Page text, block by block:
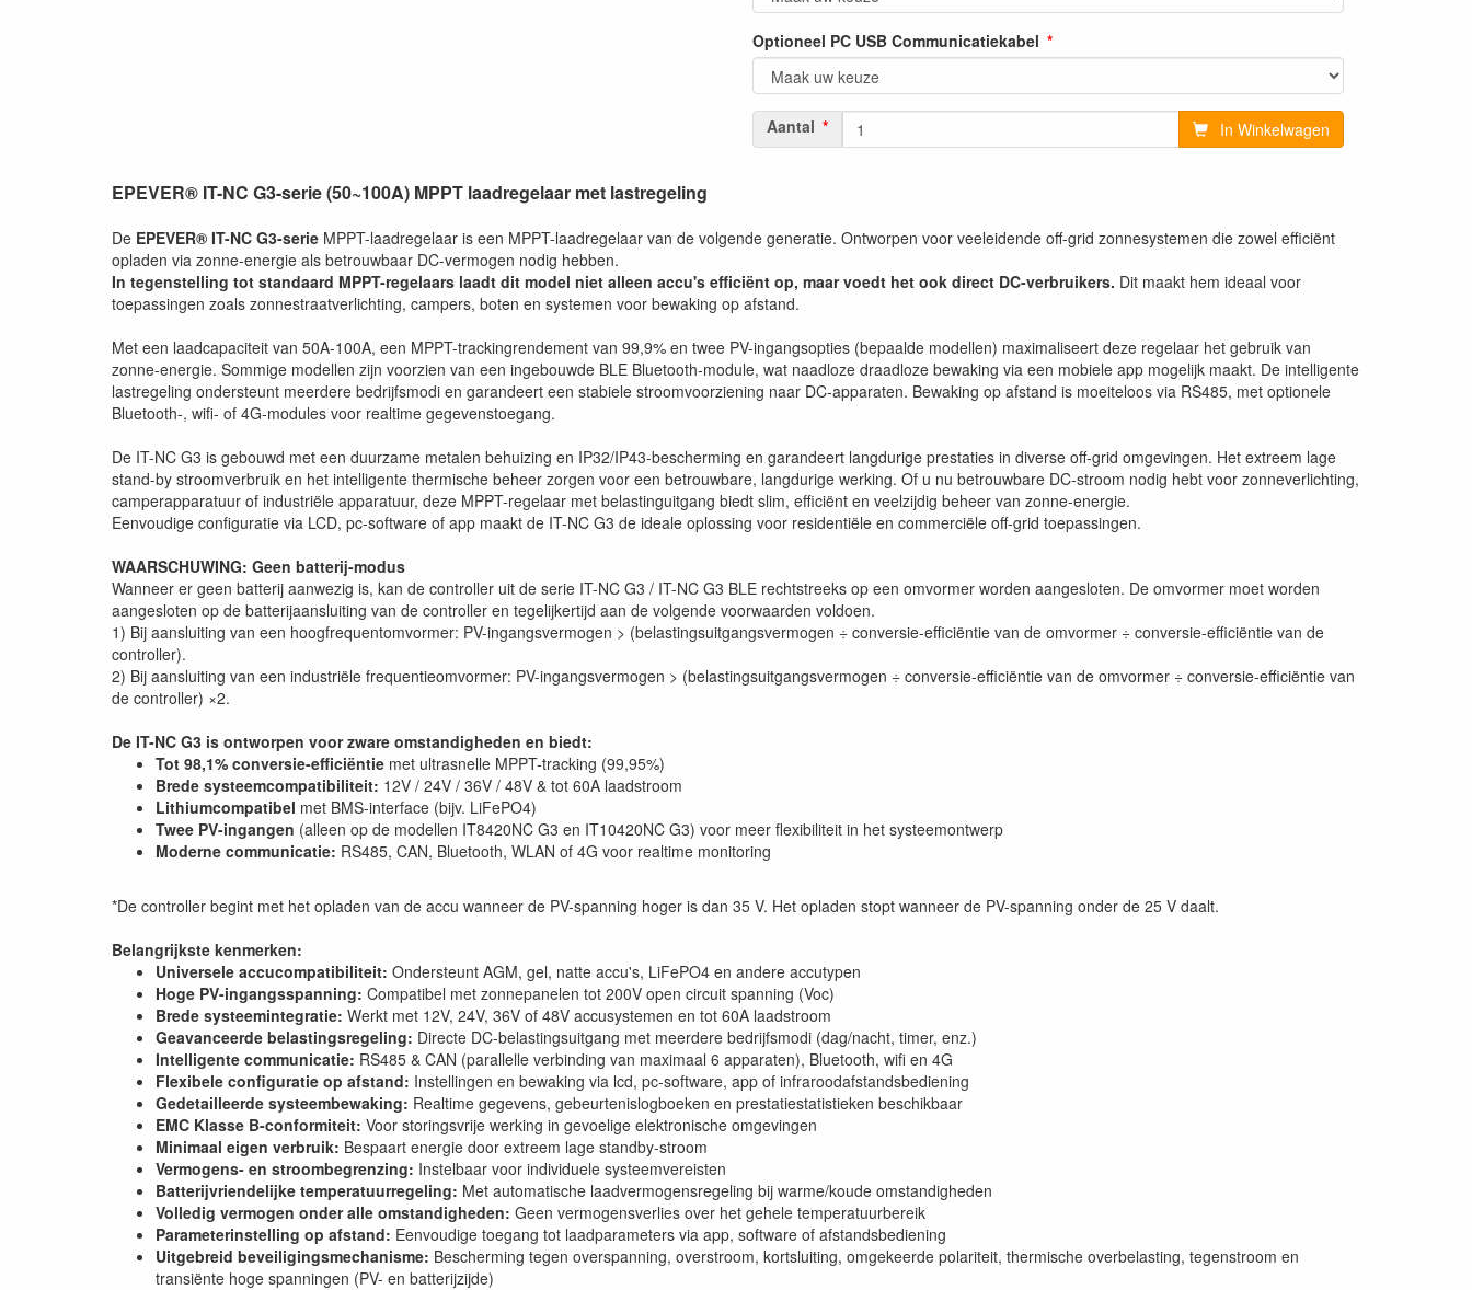
Optioneel PC USB Communicatiekabel
Aantal In Winkelwagen
EPEVER® IT-NC G3-serie (50~100A) MPPT laadregelaar met lastregeling
De EPEVER® IT-NC G3-serie MPPT-laadregelaar is een MPPT-laadregelaar van de volgende generatie. Ontworpen voor veeleidende off-grid zonnesystemen die zowel efficiënt
opladen via zonne-energie als betrouwbaar DC-vermogen nodig hebben.
In tegenstelling tot standaard MPPT-regelaars laadt dit model niet alleen accu's efficiënt op, maar voedt het ook direct DC-verbruikers. Dit maakt hem ideaal voor
toepassingen zoals zonnestraatverlichting, campers, boten en systemen voor bewaking op afstand.
Met een laadcapaciteit van 50A-100A, een MPPT-trackingrendement van 99,9% en twee PV-ingangsopties (bepaalde modellen) maximaliseert deze regelaar het gebruik van
zonne-energie. Sommige modellen zijn voorzien van een ingebouwde BLE Bluetooth-module, wat naadloze draadloze bewaking via een mobiele app mogelijk maakt. De intelligente
lastregeling ondersteunt meerdere bedrijfsmodi en garandeert een stabiele stroomvoorziening naar DC-apparaten. Bewaking op afstand is moeiteloos via RS485, met optionele
Bluetooth-, wifi- of 4G-modules voor realtime gegevenstoegang.
De IT-NC G3 is gebouwd met een duurzame metalen behuizing en IP32/IP43-bescherming en garandeert langdurige prestaties in diverse off-grid omgevingen. Het extreem lage
stand-by stroomverbruik en het intelligente thermische beheer zorgen voor een betrouwbare, langdurige werking. Of u nu betrouwbare DC-stroom nodig hebt voor zonneverlichting,
camperapparatuur of industriële apparatuur, deze MPPT-regelaar met belastinguitgang biedt slim, efficiënt en veelzijdig beheer van zonne-energie.
Eenvoudige configuratie via LCD, pc-software of app maakt de IT-NC G3 de ideale oplossing voor residentiële en commerciële off-grid toepassingen.
WAARSCHUWING: Geen batterij-modus
Wanneer er geen batterij aanwezig is, kan de controller uit de serie IT-NC G3 / IT-NC G3 BLE rechtstreeks op een omvormer worden aangesloten. De omvormer moet worden
aangesloten op de batterijaansluiting van de controller en tegelijkertijd aan de volgende voorwaarden voldoen.
1) Bij aansluiting van een hoogfrequentomvormer: PV-ingangsvermogen > (belastingsuitgangsvermogen ÷ conversie-efficiëntie van de omvormer ÷ conversie-efficiëntie van de
controller).
2) Bij aansluiting van een industriële frequentieomvormer: PV-ingangsvermogen > (belastingsuitgangsvermogen ÷ conversie-efficiëntie van de omvormer ÷ conversie-efficiëntie van
de controller) ×2.
De IT-NC G3 is ontworpen voor zware omstandigheden en biedt:
Tot 98,1% conversie-efficiëntie met ultrasnelle MPPT-tracking (99,95%)
Brede systeemcompatibiliteit: 12V / 24V / 36V / 48V & tot 60A laadstroom
Lithiumcompatibel met BMS-interface (bijv. LiFePO4)
Twee PV-ingangen (alleen op de modellen IT8420NC G3 en IT10420NC G3) voor meer flexibiliteit in het systeemontwerp
Moderne communicatie: RS485, CAN, Bluetooth, WLAN of 4G voor realtime monitoring
*De controller begint met het opladen van de accu wanneer de PV-spanning hoger is dan 35 V. Het opladen stopt wanneer de PV-spanning onder de 25 V daalt.
Belangrijkste kenmerken:
Universele accucompatibiliteit: Ondersteunt AGM, gel, natte accu's, LiFePO4 en andere accutypen
Hoge PV-ingangsspanning: Compatibel met zonnepanelen tot 200V open circuit spanning (Voc)
Brede systeemintegratie: Werkt met 12V, 24V, 36V of 48V accusystemen en tot 60A laadstroom
Geavanceerde belastingsregeling: Directe DC-belastingsuitgang met meerdere bedrijfsmodi (dag/nacht, timer, enz.)
Intelligente communicatie: RS485 & CAN (parallelle verbinding van maximaal 6 apparaten), Bluetooth, wifi en 4G
Flexibele configuratie op afstand: Instellingen en bewaking via lcd, pc-software, app of infraroodafstandsbediening
Gedetailleerde systeembewaking: Realtime gegevens, gebeurtenislogboeken en prestatiestatistieken beschikbaar
EMC Klasse B-conformiteit: Voor storingsvrije werking in gevoelige elektronische omgevingen
Minimaal eigen verbruik: Bespaart energie door extreem lage standby-stroom
Vermogens- en stroombegrenzing: Instelbaar voor individuele systeemvereisten
Batterijvriendelijke temperatuurregeling: Met automatische laadvermogensregeling bij warme/koude omstandigheden
Volledig vermogen onder alle omstandigheden: Geen vermogensverlies over het gehele temperatuurbereik
Parameterinstelling op afstand: Eenvoudige toegang tot laadparameters via app, software of afstandsbediening
Uitgebreid beveiligingsmechanisme: Bescherming tegen overspanning, overstroom, kortsluiting, omgekeerde polariteit, thermische overbelasting, tegenstroom en
transiënte hoge spanningen (PV- en batterijzijde)